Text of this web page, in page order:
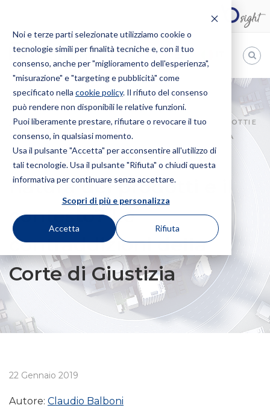
Noi e terze parti selezionate utilizziamo cookie o
tecnologie simili per finalità tecniche e, con il tuo
consenso, anche per "miglioramento dell'esperienza",
"misurazione" e "targeting e pubblicità" come
specificato nella cookie policy. Il rifiuto del consenso
può rendere non disponibili le relative funzioni.
Puoi liberamente prestare, rifiutare o revocare il tuo
consenso, in qualsiasi momento.
Usa il pulsante "Accetta" per acconsentire all'utilizzo di
tali tecnologie. Usa il pulsante "Rifiuta" o chiudi questa
informativa per continuare senza accettare.
Scopri di più e personalizza
Accetta Rifiuta
Bugnion
The
way
HOME NEWS
DESIGN: CONTA O NO LA NATURA DEI PRODOTTI E
IL CONTESTO? LE CONTRADDIZIONI DELLA CORTE DI GIUSTIZIA
Design: conta o no la
natura dei prodotti e il
contesto? Le
contraddizioni della
Corte di Giustizia
22 Gennaio 2019
Autore: Claudio Balboni